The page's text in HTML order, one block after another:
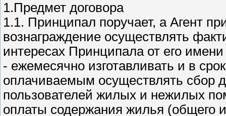
1.Предмет договора
1.1. Принципал поручает, а Агент
вознаграждение осуществлять
интересах Принципала от его
- ежемесячно изготавливать и в
оплачиваемым осуществлять сбор
пользователей жилых и нежилых
оплаты содержания жилья (общего